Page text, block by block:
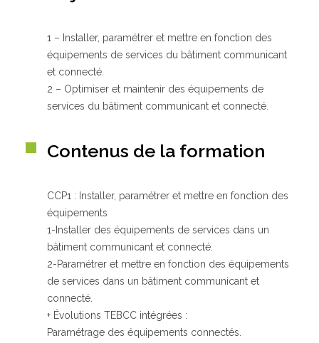
Qui sommes-nous ?
GRETA-CFA de Besançon
1 – Installer, paramétrer et mettre en fonction des
équipements de services du bâtiment communicant
et connecté.
2 – Optimiser et maintenir des équipements de
services du bâtiment communicant et connecté.
Contenus de la formation
CCP1 : Installer, paramétrer et mettre en fonction des
équipements
1-Installer des équipements de services dans un
bâtiment communicant et connecté.
2-Paramétrer et mettre en fonction des équipements
de services dans un bâtiment communicant et
connecté.
+ Évolutions TEBCC intégrées :
Paramétrage des équipements connectés.